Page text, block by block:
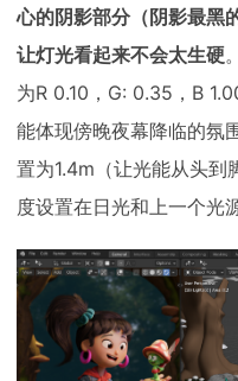
心的阴影部分（阴影最黑
让灯光看起来不会太生硬
为R 0.10，G: 0.35，B
能体现傍晚夜幕降临的氛
置为1.4m（让光能从头到
度设置在日光和上一个光